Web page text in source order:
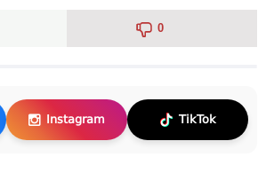
0
Instagram TikTok